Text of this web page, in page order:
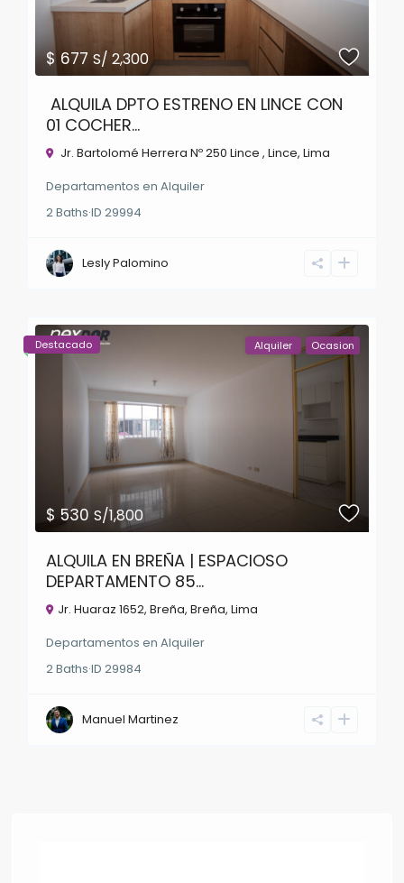
$ 677S/ 2,300
ALQUILA DPTO ESTRENO EN LINCE CON
01 COCHER...
Jr. Bartolomé Herrera Nº 250 Lince ,Lince,Lima
Departamentos enAlquiler
2Baths·ID29994
Lesly Palomino
$ 530S/1,800
Alquiler Ocasion
Destacado
ALQUILA EN BREÑA | ESPACIOSO
DEPARTAMENTO 85...
Jr. Huaraz 1652, Breña,Breña,Lima
Departamentos enAlquiler
2Baths·ID29984
Manuel Martinez